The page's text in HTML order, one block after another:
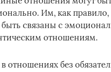
Им, как
быть связаны с
отношениям.
отношениях без